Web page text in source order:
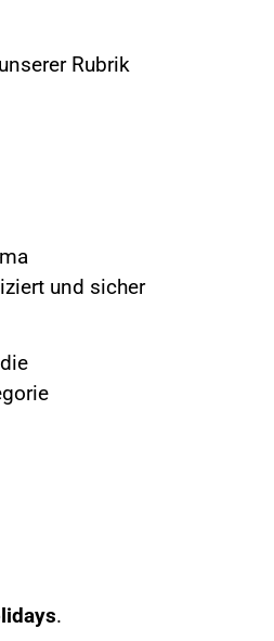
Rubrik
und sicher
.